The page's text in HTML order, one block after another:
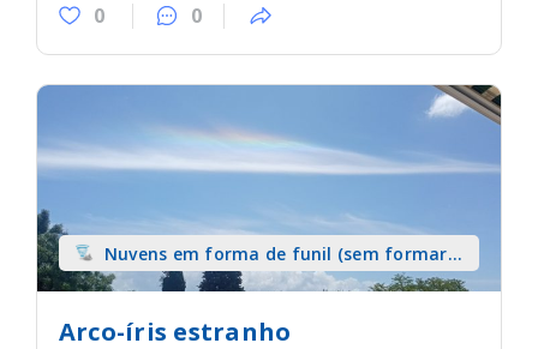
0 0
Nuvens em forma de funil (sem formar
tromba) sobre terra
Arco-íris estranho